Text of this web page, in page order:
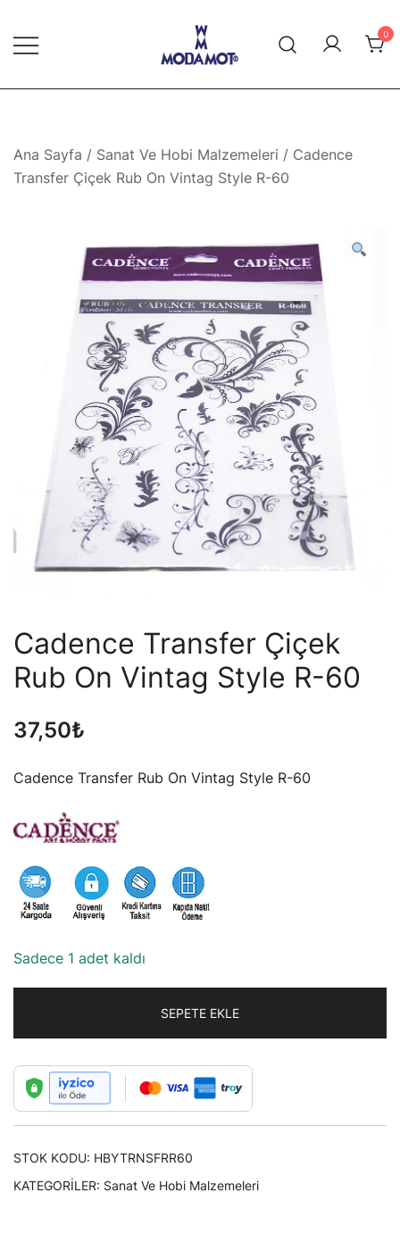
content
Modamot E-Ticaret
0
Ana Sayfa / Sanat Ve Hobi Malzemeleri / Cadence
Transfer Çiçek Rub On Vintag Style R-60
Cadence Transfer Çiçek
Rub On Vintag Style R-60
37,50₺
Cadence Transfer Rub On Vintag Style R-60
Sadece 1 adet kaldı
SEPETE EKLE
STOK KODU: HBYTRNSFRR60
KATEGORILER: Sanat Ve Hobi Malzemeleri